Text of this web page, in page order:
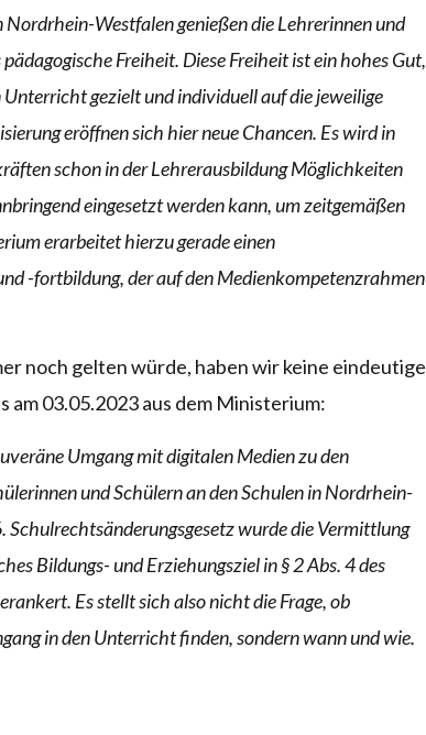
Westfalen genießen die Lehrerinnen und
Freiheit. Diese Freiheit ist ein hohes Gut,
gezielt und individuell auf die jeweilige
eröffnen sich hier neue Chancen. Es wird in
schon in der Lehrerausbildung Möglichkeiten
eingesetzt werden kann, um zeitgemäßen
erarbeitet hierzu gerade einen
-fortbildung, der auf den Medienkompetenzrahmen
noch gelten würde, haben wir keine eindeutige
03.05.2023 aus dem Ministerium:
Umgang mit digitalen Medien zu den
und Schülern an den Schulen in Nordrhein-
wurde die Vermittlung
Bildungs- und Erziehungsziel in § 2 Abs. 4 des
Es stellt sich also nicht die Frage, ob
in den Unterricht finden, sondern wann und wie.